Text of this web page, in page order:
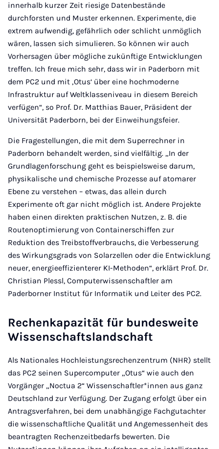
innerhalb kurzer Zeit riesige Datenbestände
durchforsten und Muster erkennen. Experimente, die
extrem aufwendig, gefährlich oder schlicht unmöglich
wären, lassen sich simulieren. So können wir auch
Vorhersagen über mögliche zukünftige Entwicklungen
treffen. Ich freue mich sehr, dass wir in Paderborn mit
dem PC2 und mit ‚Otus‘ über eine hochmoderne
Infrastruktur auf Weltklasseniveau in diesem Bereich
verfügen“, so Prof. Dr. Matthias Bauer, Präsident der
Universität Paderborn, bei der Einweihungsfeier.
Die Fragestellungen, die mit dem Superrechner in
Paderborn behandelt werden, sind vielfältig. „In der
Grundlagenforschung geht es beispielsweise darum,
physikalische und chemische Prozesse auf atomarer
Ebene zu verstehen – etwas, das allein durch
Experimente oft gar nicht möglich ist. Andere Projekte
haben einen direkten praktischen Nutzen, z. B. die
Routenoptimierung von Containerschiffen zur
Reduktion des Treibstoffverbrauchs, die Verbesserung
des Wirkungsgrads von Solarzellen oder die Entwicklung
neuer, energieeffizienterer KI-Methoden“, erklärt Prof. Dr.
Christian Plessl, Computerwissenschaftler am
Paderborner Institut für Informatik und Leiter des PC2.
Rechenkapazität für bundesweite
Wissenschaftslandschaft
Als Nationales Hochleistungsrechenzentrum (NHR) stellt
das PC2 seinen Supercomputer „Otus“ wie auch den
Vorgänger „Noctua 2“ Wissenschaftler*innen aus ganz
Deutschland zur Verfügung. Der Zugang erfolgt über ein
Antragsverfahren, bei dem unabhängige Fachgutachter
die wissenschaftliche Qualität und Angemessenheit des
beantragten Rechenzeitbedarfs bewerten. Die